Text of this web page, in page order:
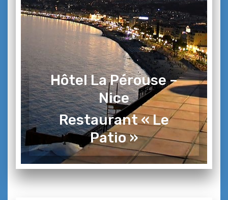
Hôtel La Pérouse –
Nice
Restaurant « Le
Patio »